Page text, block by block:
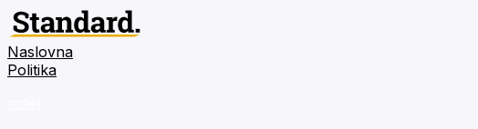
Naslovna
Politika